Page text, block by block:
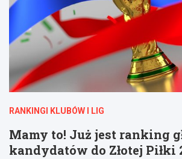
RANKINGI KLUBÓW I LIG
Mamy to! Już jest ranking
kandydatów do Złotej Piłki